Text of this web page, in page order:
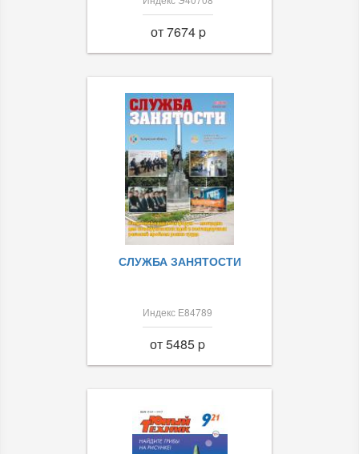
от 7674 p
СЛУЖБА ЗАНЯТОСТИ
Индекс Е84789
от 5485 p